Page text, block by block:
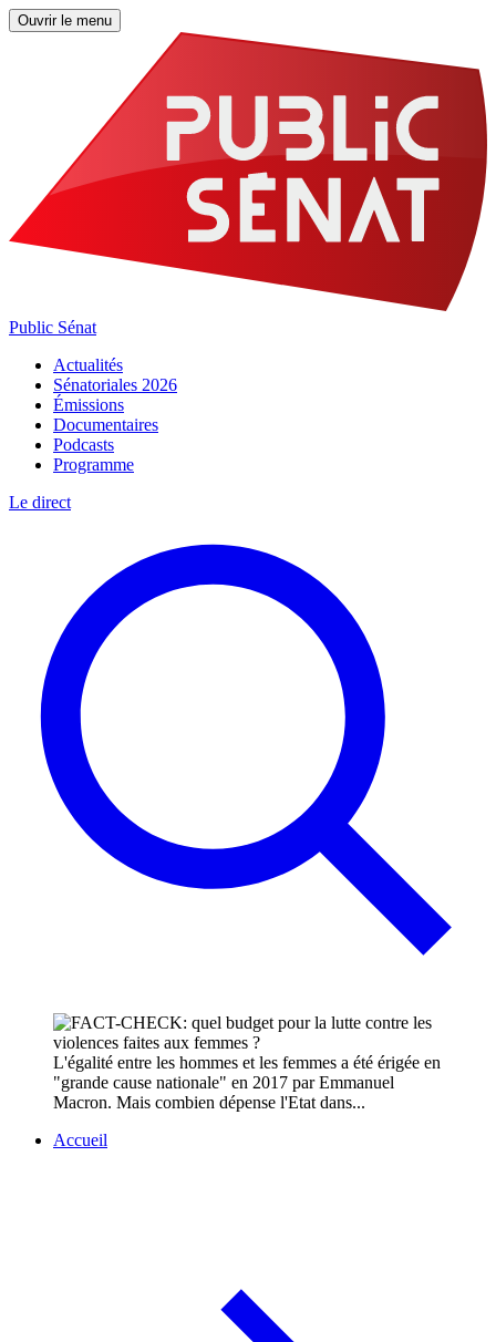
Ouvrir le menu
Public Sénat
Actualités
Sénatoriales 2026
Émissions
Documentaires
Podcasts
Programme
Le direct
L'égalité entre les hommes et les femmes a été érigée en
"grande cause nationale" en 2017 par Emmanuel
Macron. Mais combien dépense l'Etat dans...
Accueil